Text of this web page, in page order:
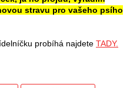
stravu pro vašeho psího
probíhá najdete TADY.